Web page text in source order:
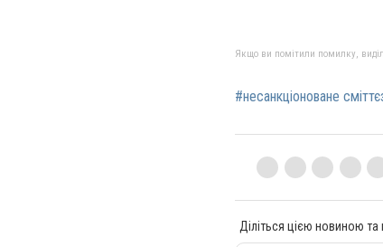
Якщо ви помітили помилку,
#несанкціоноване
Діліться цією новиною та